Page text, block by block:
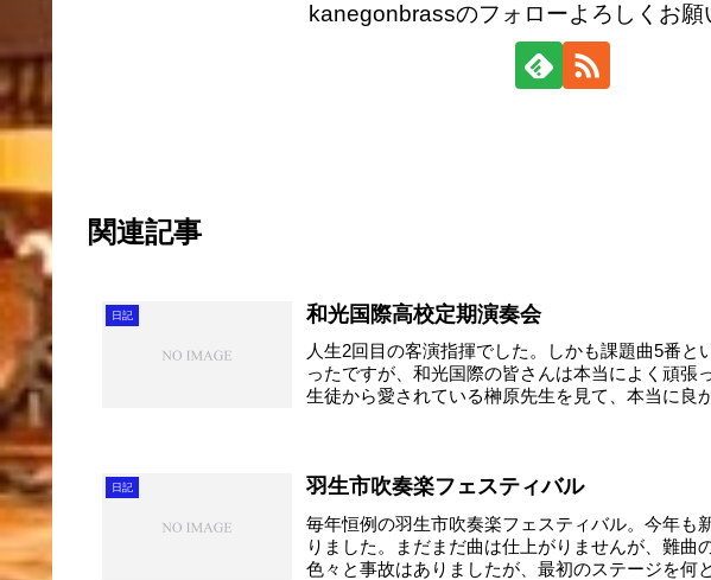
kanegonbrassのフォローよろしくお願
関連記事
日記 和光国際高校定期演奏会
人生2回目の客演指揮でした。しかも課題曲5番と
ったですが、和光国際の皆さんは本当によく頑張
生徒から愛されている榊原先生を見て、本当に良
日記 羽生市吹奏楽フェスティバル
毎年恒例の羽生市吹奏楽フェスティバル。今年も
りました。まだまだ曲は仕上がりませんが、難曲
色々と事故はありましたが、最初のステージを何